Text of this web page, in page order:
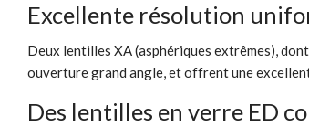
Excellente résolution
Deux lentilles XA (asphériques extrêmes),
ouverture grand angle, et offrent une
Des lentilles en verre ED